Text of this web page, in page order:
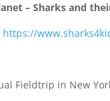
– Sharks and
https://
Fieldtrip in New